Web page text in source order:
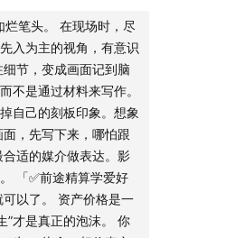
混乱的可能性。
加消费和内需。
一切尽在掌握。但实际
烂笔头。 在现场时，尽
入为主的视角，有意识
节，变成画面记到脑
不是通过材料来写作。
自己的刻板印象。想象
，先写下来，哪怕跟
适的媒介做表达。影
「✅前途精算学爱好
以了。 资产价格是一
”才是真正的泡沫。 你